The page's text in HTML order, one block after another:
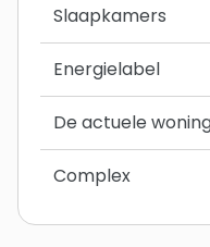
Slaapkamers
Energielabel
De actuele
Complex